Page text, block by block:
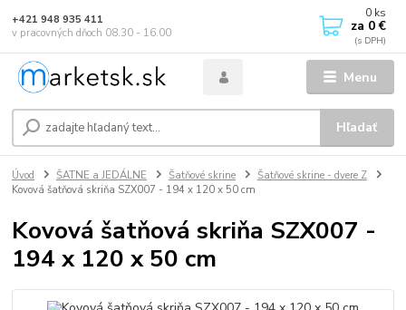
Menu
Hľadať
+421 948 935 411
v pracovných dňoch 08.30 - 16.00
0 ks
za 0 €
Úvod ŠATNE a JEDÁLNE Šatňové skrine
Šatňové skrine - dvere Z
Kovová šatňová skriňa SZX007 - 194 x 120 x 50 cm
Kovová šatňová skriňa SZX007 -
194 x 120 x 50 cm